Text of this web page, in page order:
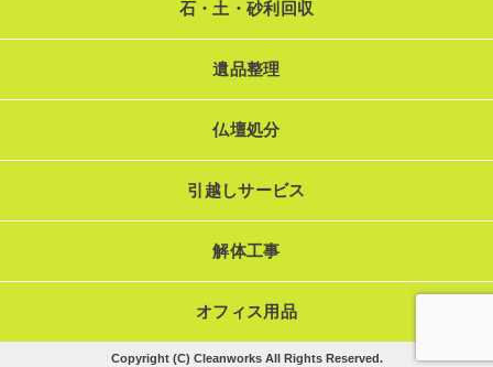
石・土・砂利回収
遺品整理
仏壇処分
引越しサービス
解体工事
オフィス用品
Copyright (C) Cleanworks All Rights Reserved.